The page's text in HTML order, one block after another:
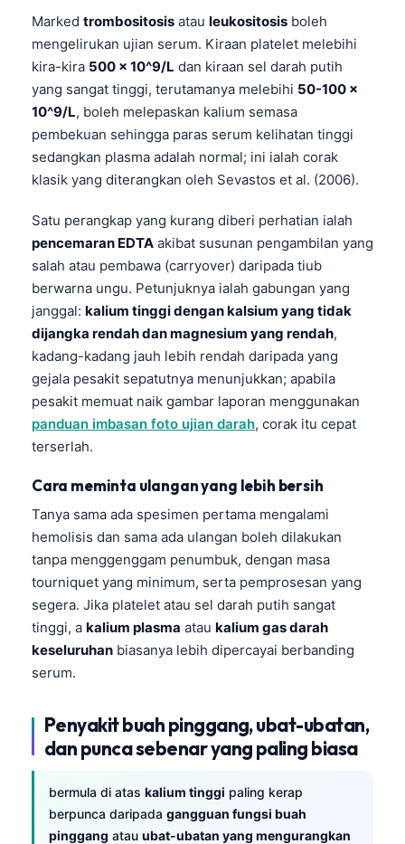
Marked trombositosis atau leukositosis boleh
mengelirukan ujian serum. Kiraan platelet melebihi
kira-kira 500 x 10^9/L dan kiraan sel darah putih
yang sangat tinggi, terutamanya melebihi 50-100 x
10^9/L, boleh melepaskan kalium semasa
pembekuan sehingga paras serum kelihatan tinggi
sedangkan plasma adalah normal; ini ialah corak
klasik yang diterangkan oleh Sevastos et al. (2006).
Satu perangkap yang kurang diberi perhatian ialah
pencemaran EDTA akibat susunan pengambilan yang
salah atau pembawa (carryover) daripada tiub
berwarna ungu. Petunjuknya ialah gabungan yang
janggal: kalium tinggi dengan kalsium yang tidak
dijangka rendah dan magnesium yang rendah,
kadang-kadang jauh lebih rendah daripada yang
gejala pesakit sepatutnya menunjukkan; apabila
pesakit memuat naik gambar laporan menggunakan
panduan imbasan foto ujian darah, corak itu cepat
terserlah.
Cara meminta ulangan yang lebih bersih
Tanya sama ada spesimen pertama mengalami
hemolisis dan sama ada ulangan boleh dilakukan
tanpa menggenggam penumbuk, dengan masa
tourniquet yang minimum, serta pemprosesan yang
segera. Jika platelet atau sel darah putih sangat
tinggi, a kalium plasma atau kalium gas darah
keseluruhan biasanya lebih dipercayai berbanding
serum.
Penyakit buah pinggang, ubat-ubatan,
dan punca sebenar yang paling biasa
bermula di atas kalium tinggi paling kerap
berpunca daripada gangguan fungsi buah
pinggang atau ubat-ubatan yang mengurangkan